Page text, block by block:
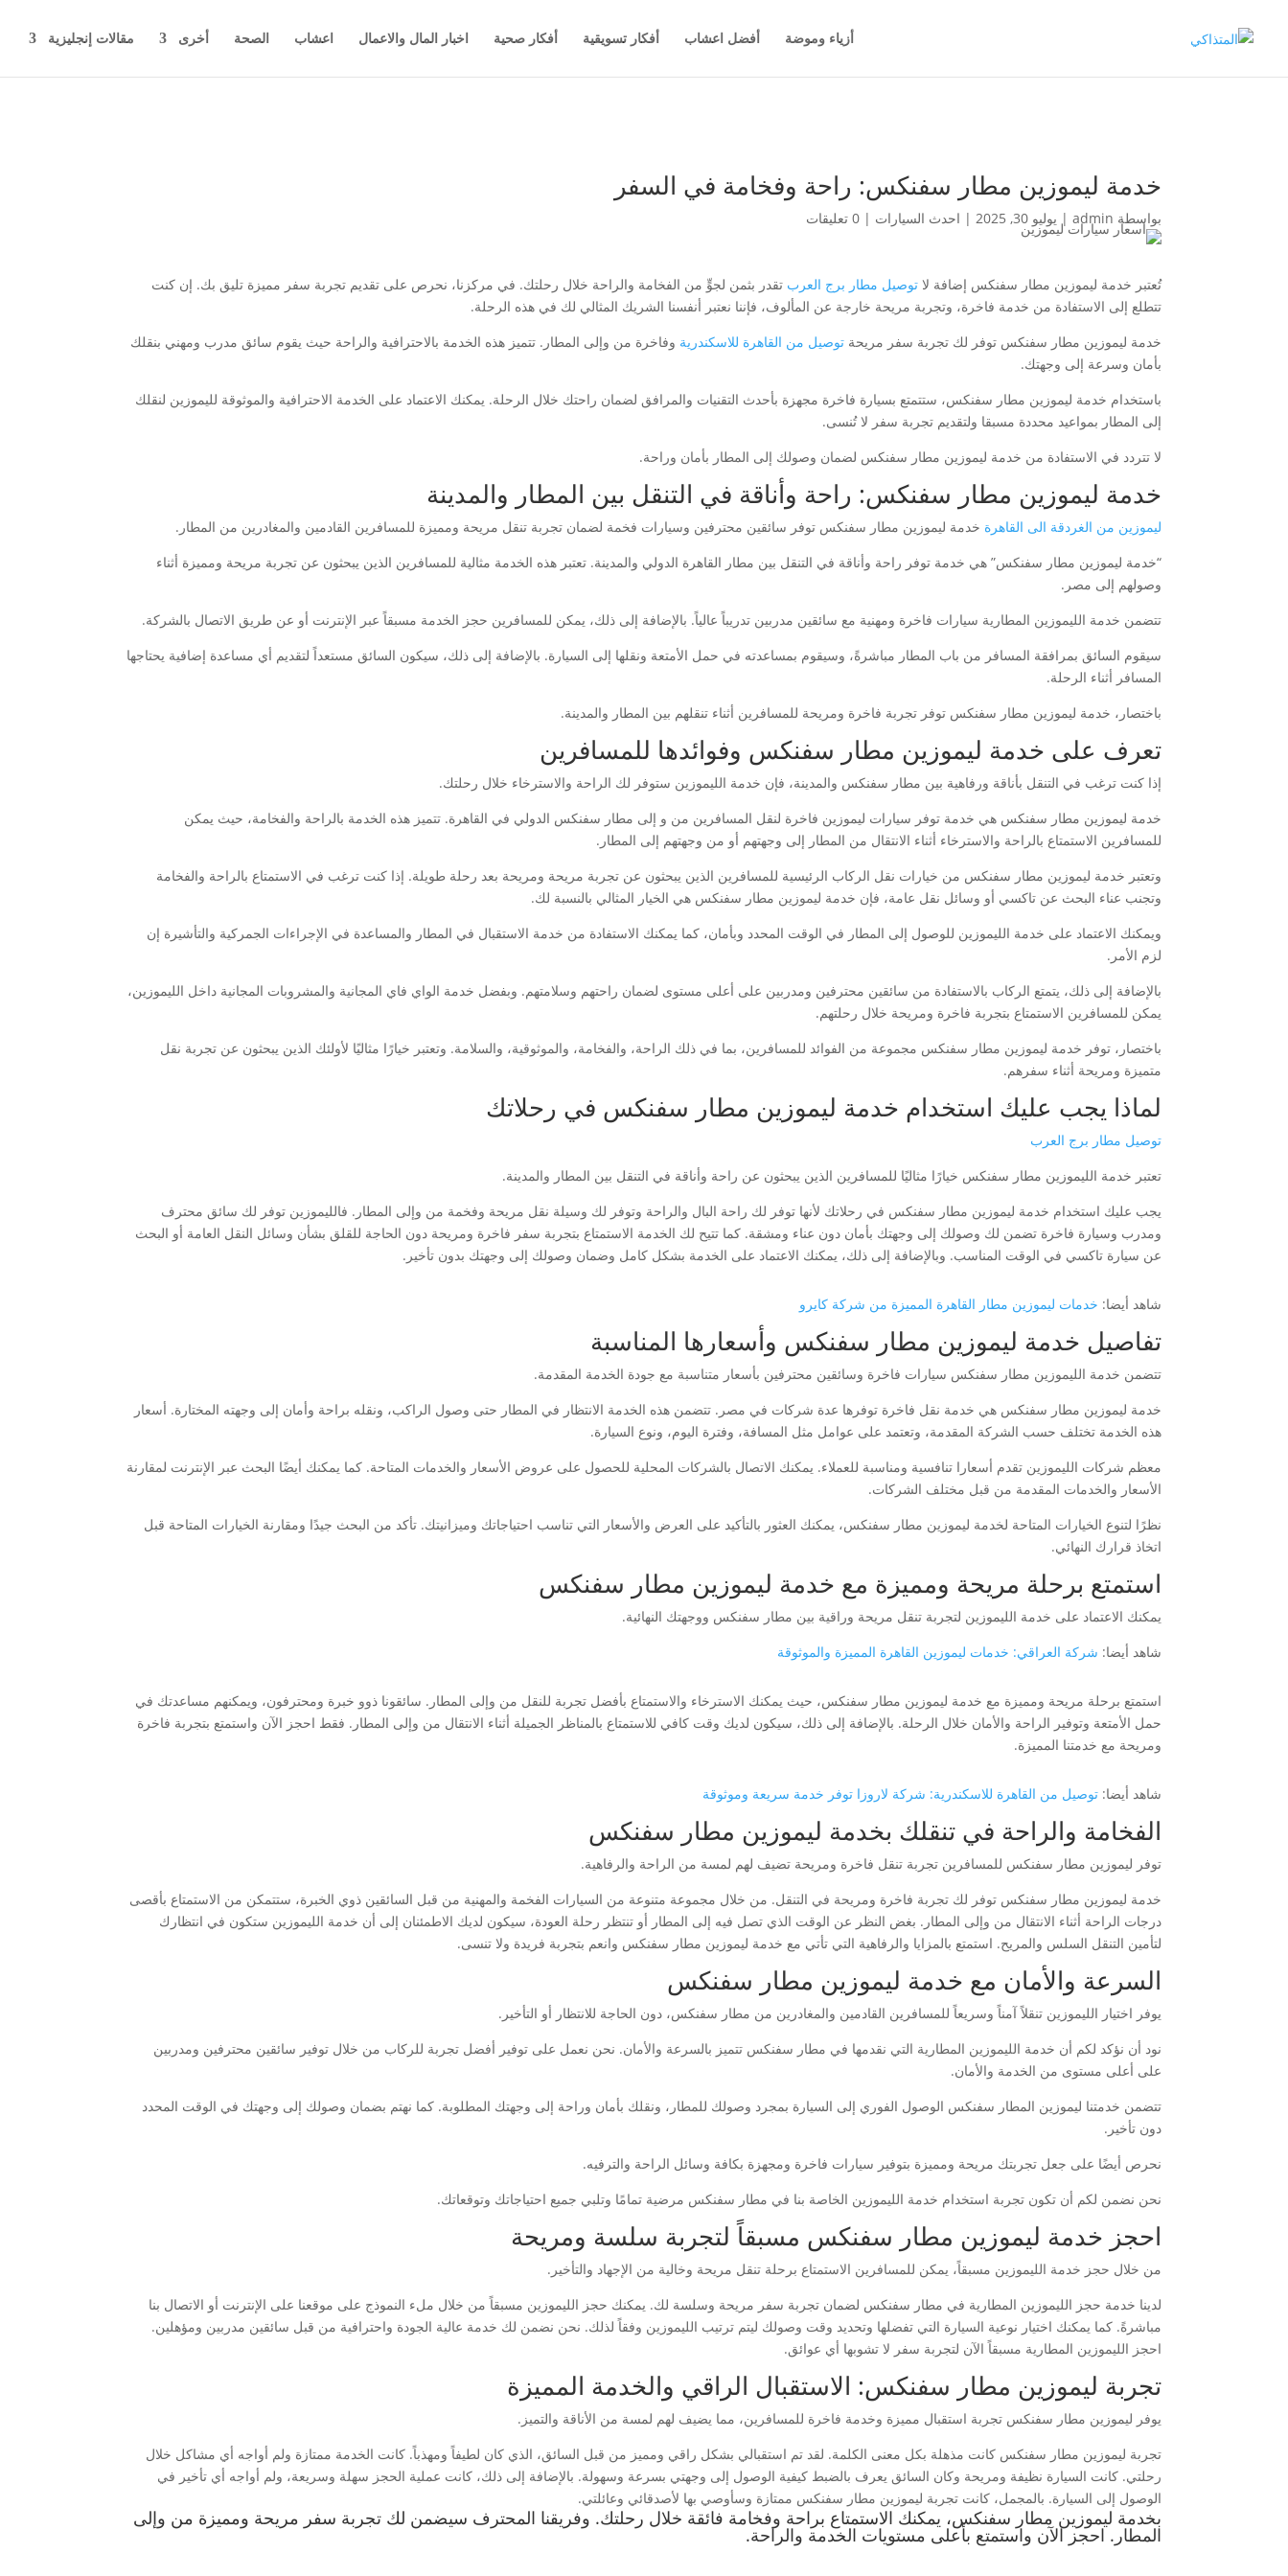
أزياء وموضة أفضل اعشاب أفكار تسويقية أفكار صحية اخبار المال والاعمال اعشاب الصحة أخرى مقالات إنجليزية
خدمة ليموزين مطار سفنكس: راحة وفخامة في السفر
بواسطة admin
| يوليو 30, 2025 | احدث السيارات | 0 تعليقات
تُعتبر خدمة ليموزين مطار سفنكس إضافة لا توصيل مطار برج العرب تقدر بثمن لجوٍّ من الفخامة والراحة خلال رحلتك. في مركزنا، نحرص على تقديم تجربة سفر مميزة تليق بك. إن كنت
تتطلع إلى الاستفادة من خدمة فاخرة، وتجربة مريحة خارجة عن المألوف، فإننا نعتبر أنفسنا الشريك المثالي لك في هذه الرحلة.
خدمة ليموزين مطار سفنكس توفر لك تجربة سفر مريحة توصيل من القاهرة للاسكندرية وفاخرة من وإلى المطار. تتميز هذه الخدمة بالاحترافية والراحة حيث يقوم سائق مدرب ومهني بنقلك
بأمان وسرعة إلى وجهتك.
باستخدام خدمة ليموزين مطار سفنكس، ستتمتع بسيارة فاخرة مجهزة بأحدث التقنيات والمرافق لضمان راحتك خلال الرحلة. يمكنك الاعتماد على الخدمة الاحترافية والموثوقة لليموزين لنقلك
إلى المطار بمواعيد محددة مسبقا ولتقديم تجربة سفر لا تُنسى.
لا تتردد في الاستفادة من خدمة ليموزين مطار سفنكس لضمان وصولك إلى المطار بأمان وراحة.
خدمة ليموزين مطار سفنكس: راحة وأناقة في التنقل بين المطار والمدينة
ليموزين من الغردقة الى القاهرة خدمة ليموزين مطار سفنكس توفر سائقين محترفين وسيارات فخمة لضمان تجربة تنقل مريحة ومميزة للمسافرين القادمين والمغادرين من المطار.
“خدمة ليموزين مطار سفنكس” هي خدمة توفر راحة وأناقة في التنقل بين مطار القاهرة الدولي والمدينة. تعتبر هذه الخدمة مثالية للمسافرين الذين يبحثون عن تجربة مريحة ومميزة أثناء
وصولهم إلى مصر.
تتضمن خدمة الليموزين المطارية سيارات فاخرة ومهنية مع سائقين مدربين تدريباً عالياً. بالإضافة إلى ذلك، يمكن للمسافرين حجز الخدمة مسبقاً عبر الإنترنت أو عن طريق الاتصال بالشركة.
سيقوم السائق بمرافقة المسافر من باب المطار مباشرةً، وسيقوم بمساعدته في حمل الأمتعة ونقلها إلى السيارة. بالإضافة إلى ذلك، سيكون السائق مستعداً لتقديم أي مساعدة إضافية يحتاجها
المسافر أثناء الرحلة.
باختصار، خدمة ليموزين مطار سفنكس توفر تجربة فاخرة ومريحة للمسافرين أثناء تنقلهم بين المطار والمدينة.
تعرف على خدمة ليموزين مطار سفنكس وفوائدها للمسافرين
إذا كنت ترغب في التنقل بأناقة ورفاهية بين مطار سفنكس والمدينة، فإن خدمة الليموزين ستوفر لك الراحة والاسترخاء خلال رحلتك.
خدمة ليموزين مطار سفنكس هي خدمة توفر سيارات ليموزين فاخرة لنقل المسافرين من و إلى مطار سفنكس الدولي في القاهرة. تتميز هذه الخدمة بالراحة والفخامة، حيث يمكن
للمسافرين الاستمتاع بالراحة والاسترخاء أثناء الانتقال من المطار إلى وجهتهم أو من وجهتهم إلى المطار.
وتعتبر خدمة ليموزين مطار سفنكس من خيارات نقل الركاب الرئيسية للمسافرين الذين يبحثون عن تجربة مريحة ومريحة بعد رحلة طويلة. إذا كنت ترغب في الاستمتاع بالراحة والفخامة
وتجنب عناء البحث عن تاكسي أو وسائل نقل عامة، فإن خدمة ليموزين مطار سفنكس هي الخيار المثالي بالنسبة لك.
ويمكنك الاعتماد على خدمة الليموزين للوصول إلى المطار في الوقت المحدد وبأمان، كما يمكنك الاستفادة من خدمة الاستقبال في المطار والمساعدة في الإجراءات الجمركية والتأشيرة إن
لزم الأمر.
بالإضافة إلى ذلك، يتمتع الركاب بالاستفادة من سائقين محترفين ومدربين على أعلى مستوى لضمان راحتهم وسلامتهم. وبفضل خدمة الواي فاي المجانية والمشروبات المجانية داخل الليموزين،
يمكن للمسافرين الاستمتاع بتجربة فاخرة ومريحة خلال رحلتهم.
باختصار، توفر خدمة ليموزين مطار سفنكس مجموعة من الفوائد للمسافرين، بما في ذلك الراحة، والفخامة، والموثوقية، والسلامة. وتعتبر خيارًا مثاليًا لأولئك الذين يبحثون عن تجربة نقل
متميزة ومريحة أثناء سفرهم.
لماذا يجب عليك استخدام خدمة ليموزين مطار سفنكس في رحلاتك
توصيل مطار برج العرب
تعتبر خدمة الليموزين مطار سفنكس خيارًا مثاليًا للمسافرين الذين يبحثون عن راحة وأناقة في التنقل بين المطار والمدينة.
يجب عليك استخدام خدمة ليموزين مطار سفنكس في رحلاتك لأنها توفر لك راحة البال والراحة وتوفر لك وسيلة نقل مريحة وفخمة من وإلى المطار. فالليموزين توفر لك سائق محترف
ومدرب وسيارة فاخرة تضمن لك وصولك إلى وجهتك بأمان دون عناء ومشقة. كما تتيح لك الخدمة الاستمتاع بتجربة سفر فاخرة ومريحة دون الحاجة للقلق بشأن وسائل النقل العامة أو البحث
عن سيارة تاكسي في الوقت المناسب. وبالإضافة إلى ذلك، يمكنك الاعتماد على الخدمة بشكل كامل وضمان وصولك إلى وجهتك بدون تأخير.
شاهد أيضا: خدمات ليموزين مطار القاهرة المميزة من شركة كايرو
تفاصيل خدمة ليموزين مطار سفنكس وأسعارها المناسبة
تتضمن خدمة الليموزين مطار سفنكس سيارات فاخرة وسائقين محترفين بأسعار متناسبة مع جودة الخدمة المقدمة.
خدمة ليموزين مطار سفنكس هي خدمة نقل فاخرة توفرها عدة شركات في مصر. تتضمن هذه الخدمة الانتظار في المطار حتى وصول الراكب، ونقله براحة وأمان إلى وجهته المختارة. أسعار
هذه الخدمة تختلف حسب الشركة المقدمة، وتعتمد على عوامل مثل المسافة، وفترة اليوم، ونوع السيارة.
معظم شركات الليموزين تقدم أسعارا تنافسية ومناسبة للعملاء. يمكنك الاتصال بالشركات المحلية للحصول على عروض الأسعار والخدمات المتاحة. كما يمكنك أيضًا البحث عبر الإنترنت لمقارنة
الأسعار والخدمات المقدمة من قبل مختلف الشركات.
نظرًا لتنوع الخيارات المتاحة لخدمة ليموزين مطار سفنكس، يمكنك العثور بالتأكيد على العرض والأسعار التي تناسب احتياجاتك وميزانيتك. تأكد من البحث جيدًا ومقارنة الخيارات المتاحة قبل
اتخاذ قرارك النهائي.
استمتع برحلة مريحة ومميزة مع خدمة ليموزين مطار سفنكس
يمكنك الاعتماد على خدمة الليموزين لتجربة تنقل مريحة وراقية بين مطار سفنكس ووجهتك النهائية.
شاهد أيضا: شركة العراقي: خدمات ليموزين القاهرة المميزة والموثوقة
استمتع برحلة مريحة ومميزة مع خدمة ليموزين مطار سفنكس، حيث يمكنك الاسترخاء والاستمتاع بأفضل تجربة للنقل من وإلى المطار. سائقونا ذوو خبرة ومحترفون، ويمكنهم مساعدتك في
حمل الأمتعة وتوفير الراحة والأمان خلال الرحلة. بالإضافة إلى ذلك، سيكون لديك وقت كافي للاستمتاع بالمناظر الجميلة أثناء الانتقال من وإلى المطار. فقط احجز الآن واستمتع بتجربة فاخرة
ومريحة مع خدمتنا المميزة.
شاهد أيضا: توصيل من القاهرة للاسكندرية: شركة لاروزا توفر خدمة سريعة وموثوقة
الفخامة والراحة في تنقلك بخدمة ليموزين مطار سفنكس
توفر ليموزين مطار سفنكس للمسافرين تجربة تنقل فاخرة ومريحة تضيف لهم لمسة من الراحة والرفاهية.
خدمة ليموزين مطار سفنكس توفر لك تجربة فاخرة ومريحة في التنقل. من خلال مجموعة متنوعة من السيارات الفخمة والمهنية من قبل السائقين ذوي الخبرة، ستتمكن من الاستمتاع بأقصى
درجات الراحة أثناء الانتقال من وإلى المطار. بغض النظر عن الوقت الذي تصل فيه إلى المطار أو تنتظر رحلة العودة، سيكون لديك الاطمئنان إلى أن خدمة الليموزين ستكون في انتظارك
لتأمين التنقل السلس والمريح. استمتع بالمزايا والرفاهية التي تأتي مع خدمة ليموزين مطار سفنكس وانعم بتجربة فريدة ولا تنسى.
السرعة والأمان مع خدمة ليموزين مطار سفنكس
يوفر اختيار الليموزين تنقلاً آمناً وسريعاً للمسافرين القادمين والمغادرين من مطار سفنكس، دون الحاجة للانتظار أو التأخير.
نود أن نؤكد لكم أن خدمة الليموزين المطارية التي نقدمها في مطار سفنكس تتميز بالسرعة والأمان. نحن نعمل على توفير أفضل تجربة للركاب من خلال توفير سائقين محترفين ومدربين
على أعلى مستوى من الخدمة والأمان.
تتضمن خدمتنا ليموزين المطار سفنكس الوصول الفوري إلى السيارة بمجرد وصولك للمطار، ونقلك بأمان وراحة إلى وجهتك المطلوبة. كما نهتم بضمان وصولك إلى وجهتك في الوقت المحدد
دون تأخير.
نحرص أيضًا على جعل تجربتك مريحة ومميزة بتوفير سيارات فاخرة ومجهزة بكافة وسائل الراحة والترفيه.
نحن نضمن لكم أن تكون تجربة استخدام خدمة الليموزين الخاصة بنا في مطار سفنكس مرضية تمامًا وتلبي جميع احتياجاتك وتوقعاتك.
احجز خدمة ليموزين مطار سفنكس مسبقاً لتجربة سلسة ومريحة
من خلال حجز خدمة الليموزين مسبقاً، يمكن للمسافرين الاستمتاع برحلة تنقل مريحة وخالية من الإجهاد والتأخير.
لدينا خدمة حجز الليموزين المطارية في مطار سفنكس لضمان تجربة سفر مريحة وسلسة لك. يمكنك حجز الليموزين مسبقاً من خلال ملء النموذج على موقعنا على الإنترنت أو الاتصال بنا
مباشرةً. كما يمكنك اختيار نوعية السيارة التي تفضلها وتحديد وقت وصولك ليتم ترتيب الليموزين وفقاً لذلك. نحن نضمن لك خدمة عالية الجودة واحترافية من قبل سائقين مدربين ومؤهلين.
احجز الليموزين المطارية مسبقاً الآن لتجربة سفر لا تشوبها أي عوائق.
تجربة ليموزين مطار سفنكس: الاستقبال الراقي والخدمة المميزة
يوفر ليموزين مطار سفنكس تجربة استقبال مميزة وخدمة فاخرة للمسافرين، مما يضيف لهم لمسة من الأناقة والتميز.
تجربة ليموزين مطار سفنكس كانت مذهلة بكل معنى الكلمة. لقد تم استقبالي بشكل راقي ومميز من قبل السائق، الذي كان لطيفاً ومهذباً. كانت الخدمة ممتازة ولم أواجه أي مشاكل خلال
رحلتي. كانت السيارة نظيفة ومريحة وكان السائق يعرف بالضبط كيفية الوصول إلى وجهتي بسرعة وسهولة. بالإضافة إلى ذلك، كانت عملية الحجز سهلة وسريعة، ولم أواجه أي تأخير في
الوصول إلى السيارة. بالمجمل، كانت تجربة ليموزين مطار سفنكس ممتازة وسأوصي بها لأصدقائي وعائلتي.
بخدمة ليموزين مطار سفنكس، يمكنك الاستمتاع براحة وفخامة فائقة خلال رحلتك. وفريقنا المحترف سيضمن لك تجربة سفر مريحة ومميزة من وإلى
المطار. احجز الآن واستمتع بأعلى مستويات الخدمة والراحة.